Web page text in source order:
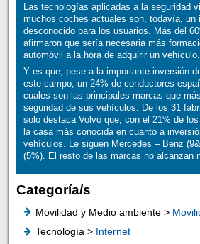
Las tecnologías aplicadas a la seguridad
muchos coches actuales son, todavía, un
desconocido para los usuarios. Más del
afirmaron que sería necesaria más
automóvil a la hora de adquirir un vehículo.
Y es que, pese a la importante inversión
este campo, un 24% de conductores
cuales son las principales marcas que
seguridad de sus vehículos. De los 31
solo destaca Volvo que, con el 21% de
la casa más conocida en cuanto a
vehículos. Le siguen Mercedes – Benz
(5%). El resto de las marcas no alcanzan
Categoría/s
Movilidad y Medio ambiente >
Tecnología > Internet